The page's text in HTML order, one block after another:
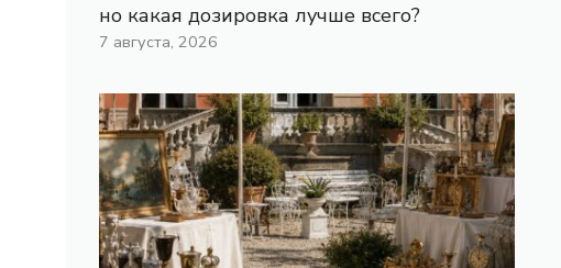
но какая дозировка лучше всего?
7 августа, 2026